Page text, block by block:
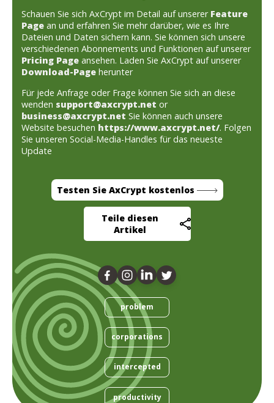
Schauen Sie sich AxCrypt im Detail auf unserer Feature
Page an und erfahren Sie mehr darüber, wie es Ihre
Dateien und Daten sichern kann. Sie können sich unsere
verschiedenen Abonnements und Funktionen auf unserer
Pricing Page ansehen. Laden Sie AxCrypt auf unserer
Download-Page herunter
Für jede Anfrage oder Frage können Sie sich an diese
wenden support@axcrypt.net or
business@axcrypt.net Sie können auch unsere
Website besuchen https://www.axcrypt.net/. Folgen
Sie unseren Social-Media-Handles für das neueste
Update
Testen Sie AxCrypt kostenlos
Teile diesen
Artikel
problem
corporations
intercepted
productivity